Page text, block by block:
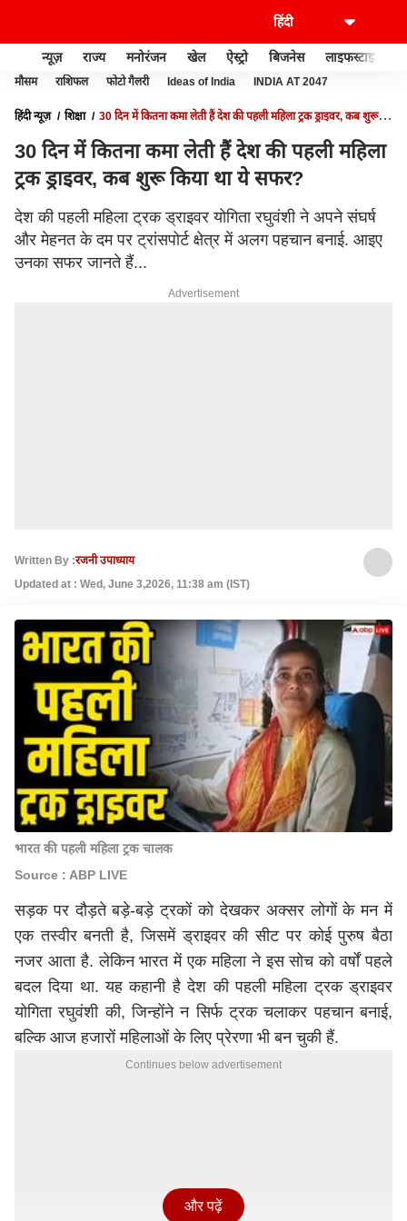
न्यूज़ राज्य मनोरंजन खेल ऐस्ट्रो बिजनेस लाइफस्टाइल
मौसम राशिफल फोटो गैलरी Ideas of India INDIA AT 2047
हिंदी न्यूज़ शिक्षा
30 दिन में कितना कमा लेती हैं देश की पहली महिला ट्रक ड्राइवर, कब शुरू
30 दिन में कितना कमा लेती हैं देश की पहली महिला
ट्रक ड्राइवर, कब शुरू किया था ये सफर?
देश की पहली महिला ट्रक ड्राइवर योगिता रघुवंशी ने अपने संघर्ष
और मेहनत के दम पर ट्रांसपोर्ट क्षेत्र में अलग पहचान बनाई. आइए
उनका सफर जानते हैं...
Advertisement
Written By :रजनी उपाध्याय
Updated at : Wed, June 3,2026, 11:38 am (IST)
भारत की पहली महिला ट्रक चालक
Source : ABP LIVE
सड़क पर दौड़ते बड़े-बड़े ट्रकों को देखकर अक्सर लोगों के मन में
एक तस्वीर बनती है, जिसमें ड्राइवर की सीट पर कोई पुरुष बैठा
नजर आता है. लेकिन भारत में एक महिला ने इस सोच को वर्षों पहले
बदल दिया था. यह कहानी है देश की पहली महिला ट्रक ड्राइवर
योगिता रघुवंशी की, जिन्होंने न सिर्फ ट्रक चलाकर पहचान बनाई,
बल्कि आज हजारों महिलाओं के लिए प्रेरणा भी बन चुकी हैं.
Continues below advertisement
और पढ़ें